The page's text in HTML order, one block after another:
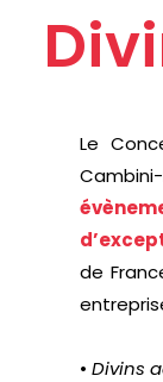
Le
de
• Divins